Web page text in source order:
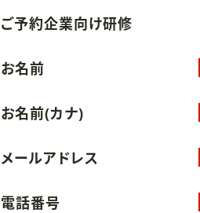
ご予約企業向け研修
お名前
お名前(カナ)
メールアドレス
電話番号